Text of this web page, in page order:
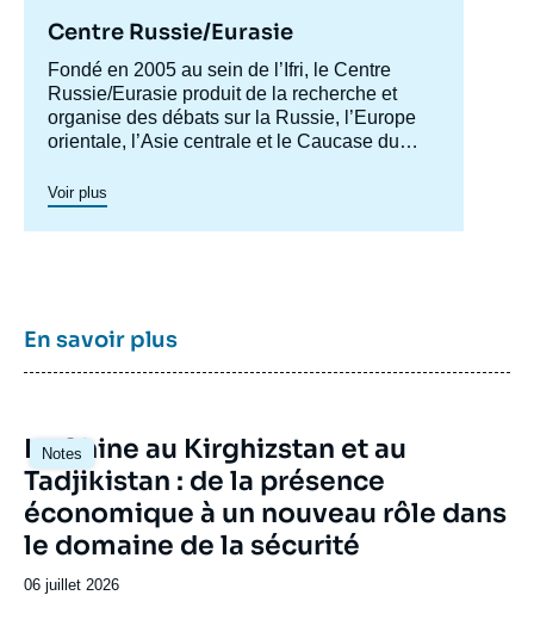
Centre Russie/Eurasie
Accroche
centre
Fondé en 2005 au sein de l’Ifri, le Centre
Russie/Eurasie produit de la recherche et
organise des débats sur la Russie, l’Europe
orientale, l’Asie centrale et le Caucase du
d'anticiper l'évolution de cette zone
géographique complexe en pleine mutation
pour enrichir le débat public en France et en
Voir plus
En savoir plus
Notes
Image
principale
La Chine au Kirghizstan et au
Tadjikistan : de la présence
économique à un nouveau rôle dans
le domaine de la sécurité
Date
06 juillet 2026
Image
de
couverture
de
la